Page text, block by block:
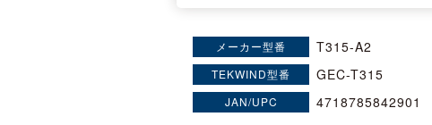
メーカー型番 T315-A2
TEKWIND型番 GEC-T315
JAN/UPC 4718785842901